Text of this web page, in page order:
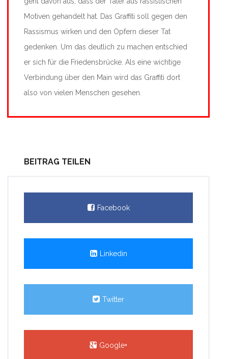
Motiven gehandelt hat. Das Graffiti soll gegen den
Rassismus wirken und den Opfern dieser Tat
gedenken. Um das deutlich zu machen entschied
er sich für die Friedensbrücke. Als eine wichtige
Verbindung über den Main wird das Graffiti dort
also von vielen Menschen gesehen.
BEITRAG TEILEN
Facebook
Linkedin
Twitter
Google+